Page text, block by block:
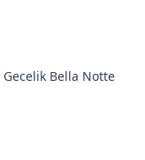
Bella Notte